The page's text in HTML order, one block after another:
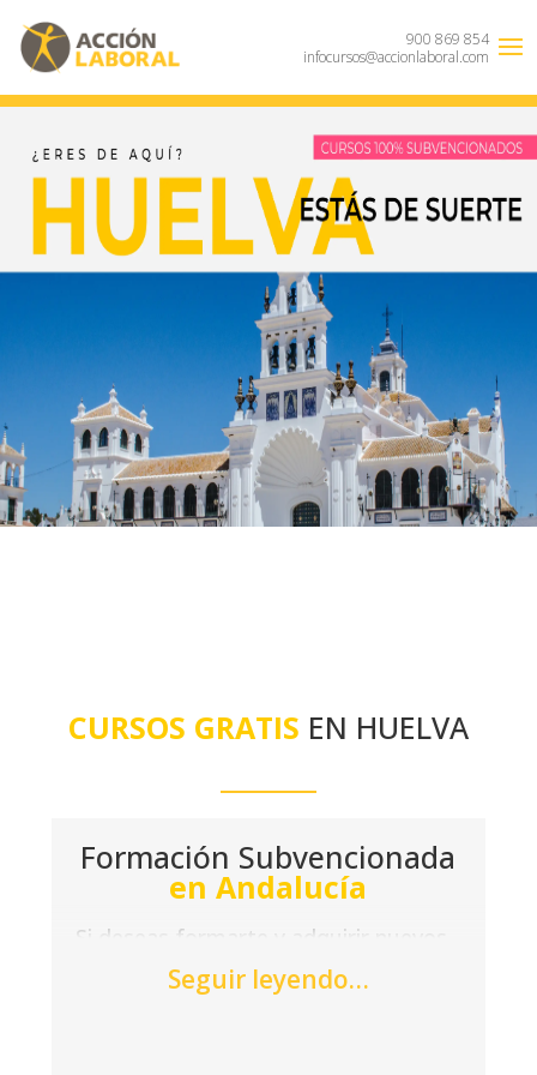
900 869 854
infocursos@accionlaboral.com
CURSOS GRATIS EN HUELVA
Formación Subvencionada
en Andalucía
Si deseas formarte y adquirir nuevos
conocimientos, acude a las oficinas de
Acción Laboral y encuentra un curso
Seguir leyendo…